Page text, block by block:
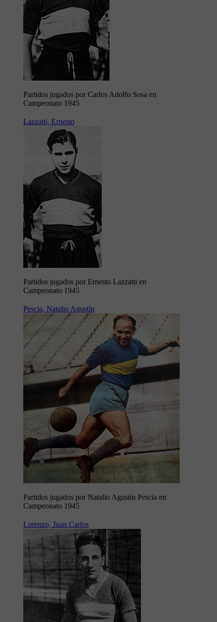
Partidos jugados por Carlos Adolfo Sosa en
Campeonato 1945
Lazzatti, Ernesto
Partidos jugados por Ernesto Lazzatti en
Campeonato 1945
Pescia, Natalio Agustín
Partidos jugados por Natalio Agustín Pescia en
Campeonato 1945
Lorenzo, Juan Carlos